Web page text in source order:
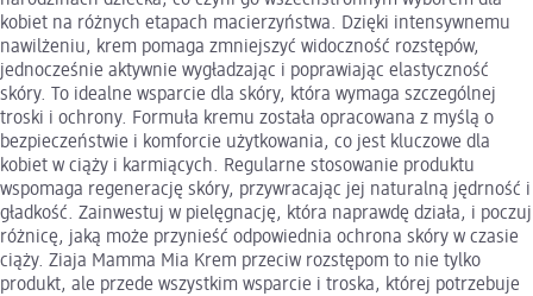
kobiet na różnych etapach macierzyństwa. Dzięki intensywnemu
nawilżeniu, krem pomaga zmniejszyć widoczność rozstępów,
jednocześnie aktywnie wygładzając i poprawiając elastyczność
skóry. To idealne wsparcie dla skóry, która wymaga szczególnej
troski i ochrony. Formuła kremu została opracowana z myślą o
bezpieczeństwie i komforcie użytkowania, co jest kluczowe dla
kobiet w ciąży i karmiących. Regularne stosowanie produktu
wspomaga regenerację skóry, przywracając jej naturalną jędrność i
gładkość. Zainwestuj w pielęgnację, która naprawdę działa, i poczuj
różnicę, jaką może przynieść odpowiednia ochrona skóry w czasie
ciąży. Ziaja Mamma Mia Krem przeciw rozstępom to nie tylko
produkt, ale przede wszystkim wsparcie i troska, której potrzebuje